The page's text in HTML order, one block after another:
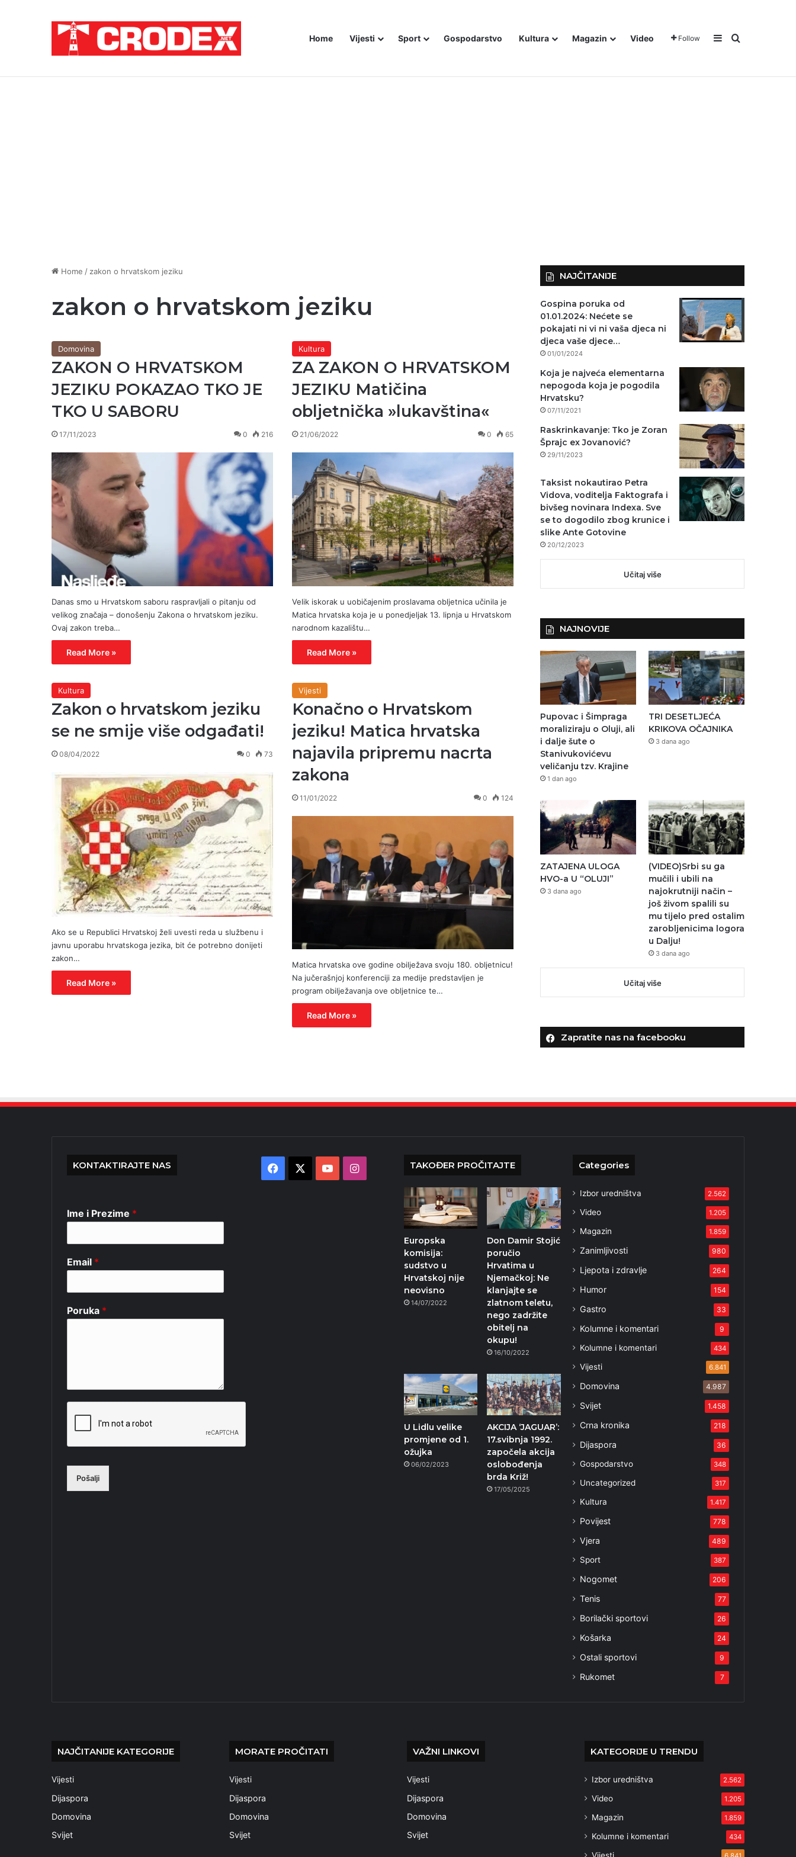
Home Vijesti Sport Gospodarstvo Kultura Magazin Video Follow Sidebar
Traži
Breaking News TRI DESETLJEĆA KRIKOVA OČAJNIKA
Home / zakon o hrvatskom jeziku
zakon o hrvatskom jeziku
Domovina
ZAKON O HRVATSKOM
JEZIKU POKAZAO TKO JE
TKO U SABORU
17/11/2023 0 216
Danas smo u Hrvatskom saboru raspravljali o pitanju od
velikog značaja – donošenju Zakona o hrvatskom jeziku.
Ovaj zakon treba…
Read More »
Kultura
ZA ZAKON O HRVATSKOM
JEZIKU Matičina
obljetnička »lukavština«
21/06/2022 0 65
Velik iskorak u uobičajenim proslavama obljetnica učinila je
Matica hrvatska koja je u ponedjeljak 13. lipnja u Hrvatskom
narodnom kazalištu…
Read More »
Kultura
Zakon o hrvatskom jeziku
se ne smije više odgađati!
08/04/2022 0 73
Ako se u Republici Hrvatskoj želi uvesti reda u službenu i
javnu uporabu hrvatskoga jezika, bit će potrebno donijeti
zakon…
Read More »
Vijesti
Konačno o Hrvatskom
jeziku! Matica hrvatska
najavila pripremu nacrta
zakona
11/01/2022 0 124
Matica hrvatska ove godine obilježava svoju 180. obljetnicu!
Na jučerašnjoj konferenciji za medije predstavljen je
program obilježavanja ove obljetnice te…
Read More »
NAJČITANIJE
Gospina poruka od
01.01.2024: Nećete se
pokajati ni vi ni vaša djeca ni
djeca vaše djece…
01/01/2024
Koja je najveća elementarna
nepogoda koja je pogodila
Hrvatsku?
07/11/2021
Raskrinkavanje: Tko je Zoran
Šprajc ex Jovanović?
29/11/2023
Taksist nokautirao Petra
Vidova, voditelja Faktografa i
bivšeg novinara Indexa. Sve
se to dogodilo zbog krunice i
slike Ante Gotovine
20/12/2023
Učitaj više
NAJNOVIJE
Pupovac i Šimpraga
moraliziraju o Oluji, ali
i dalje šute o
Stanivukovićevu
veličanju tzv. Krajine
1 dan ago
TRI DESETLJEĆA
KRIKOVA OČAJNIKA
3 dana ago
ZATAJENA ULOGA
HVO-a U “OLUJI”
3 dana ago
(VIDEO)Srbi su ga
mučili i ubili na
najokrutniji način –
još živom spalili su
mu tijelo pred ostalim
zarobljenicima logora
u Dalju!
3 dana ago
Učitaj više
Zapratite nas na facebooku
KONTAKTIRAJTE NAS
Ime i Prezime *
Email *
Poruka *
Pošalji
Facebook YouTubeInstagram TAKOĐER PROČITAJTE
Europska
komisija:
sudstvo u
Hrvatskoj nije
neovisno
14/07/2022
Don Damir Stojić
poručio
Hrvatima u
Njemačkoj: Ne
klanjajte se
zlatnom teletu,
nego zadržite
obitelj na
okupu!
16/10/2022
U Lidlu velike
promjene od 1.
ožujka
06/02/2023
AKCIJA ‘JAGUAR’:
17.svibnja 1992.
započela akcija
oslobođenja
brda Križ!
17/05/2025
Categories
Izbor uredništva 2.562
Video 1.205
Magazin 1.859
Zanimljivosti 980
Ljepota i zdravlje 264
Humor 154
Gastro 33
Kolumne i komentari 9
Kolumne i komentari 434
Vijesti 6.841
Domovina 4.987
Svijet 1.458
Crna kronika 218
Dijaspora 36
Gospodarstvo 348
Uncategorized 317
Kultura 1.417
Povijest 778
Vjera 489
Sport 387
Nogomet 206
Tenis 77
Borilački sportovi 26
Košarka 24
Ostali sportovi 9
Rukomet 7
NAJČITANIJE KATEGORIJE
Vijesti
Dijaspora
Domovina
Svijet
MORATE PROČITATI
Vijesti
Dijaspora
Domovina
Svijet
VAŽNI LINKOVI
Vijesti
Dijaspora
Domovina
Svijet
KATEGORIJE U TRENDU
Izbor uredništva 2.562
Video 1.205
Magazin 1.859
Kolumne i komentari 434